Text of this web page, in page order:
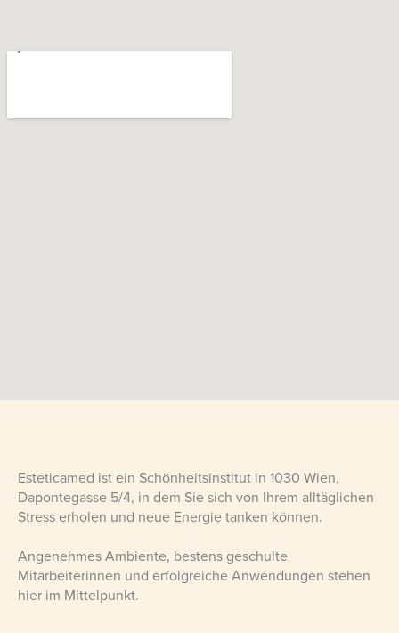
Esteticamed ist ein Schönheitsinstitut in 1030 Wien,
Dapontegasse 5/4, in dem Sie sich von Ihrem alltäglichen
Stress erholen und neue Energie tanken können.
Angenehmes Ambiente, bestens geschulte
Mitarbeiterinnen und erfolgreiche Anwendungen stehen
hier im Mittelpunkt.